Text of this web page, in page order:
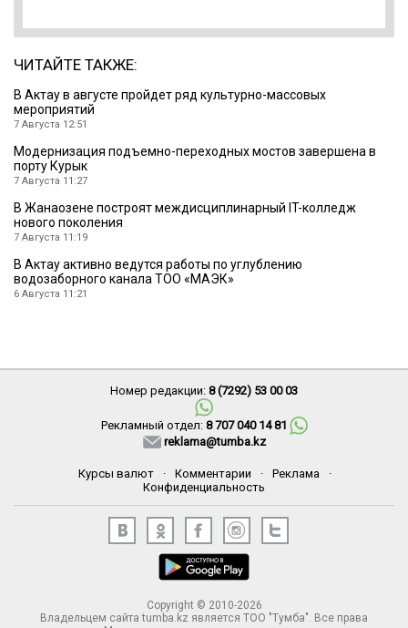
ЧИТАЙТЕ ТАКЖЕ:
В Актау в августе пройдет ряд культурно-массовых
мероприятий
7 Августа 12:51
Модернизация подъемно-переходных мостов завершена в
порту Курык
7 Августа 11:27
В Жанаозене построят междисциплинарный IT-колледж
нового поколения
7 Августа 11:19
В Актау активно ведутся работы по углублению
водозаборного канала ТОО «МАЭК»
6 Августа 11:21
Номер редакции: 8 (7292) 53 00 03
Рекламный отдел: 8 707 040 14 81
reklama@tumba.kz
Курсы валют · Комментарии · Реклама
·
Конфиденциальность
Copyright © 2010-2026
Владельцем сайта tumba.kz является ТОО "Тумба". Все права